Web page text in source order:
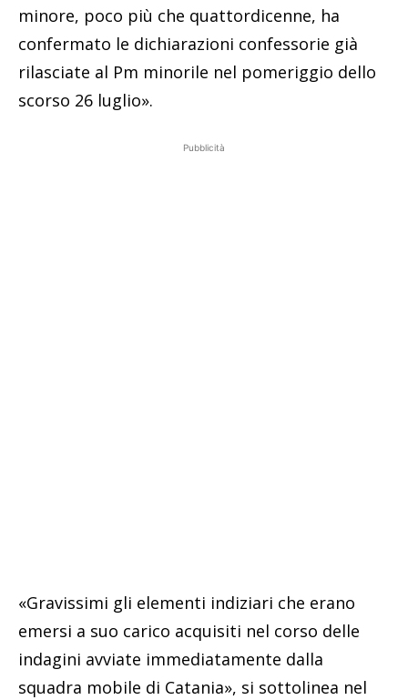
minore, poco più che quattordicenne, ha
confermato le dichiarazioni confessorie già
rilasciate al Pm minorile nel pomeriggio dello
scorso 26 luglio».
Pubblicità
«Gravissimi gli elementi indiziari che erano
emersi a suo carico acquisiti nel corso delle
indagini avviate immediatamente dalla
squadra mobile di Catania», si sottolinea nel